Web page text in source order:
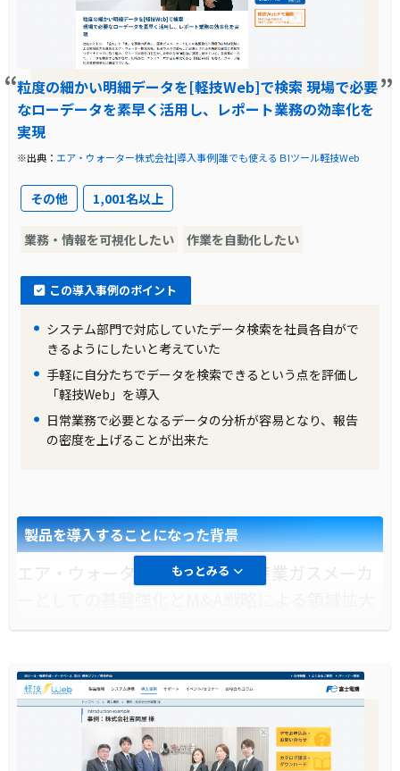
富士電機東京システム製作所では、品質保証部
門が多岐にわたる集計・分析を行っており、簡
単に素早くデータベースを検索するニーズが強
く存在していました。また、データベースの情
報を社員全体で共有し、情報活用の基盤とする
ための公開データベースの構築も課題として挙
ター株式会社は、SQLを使えない人でも容易に
データベース検索ができるツールをVB(ビジュア
ルベーシック)で開発しました。このツールは
Oracleのデータベースからデータを抜き出し、
CSV形式でExcelに移行する使い方を主としてい
ました。
をWebブラウザから自由に検索できるようにな
りました。これにより、社内の情報共有・活用
が進み、公開データベースの利用も活発化しま
を使用できるため、ユーザインターフェースの
た。
粒度の細かい明細データを[軽技Web]で検索 現場で必要
なローデータを素早く活用し、レポート業務の効率化を
実現
※出典： エア・ウォーター株式会社|導入事例|誰でも使えるＢIツール軽技Web
その他 1,001名以上
業務・情報を可視化したい 作業を自動化したい
この導入事例のポイント
システム部門で対応していたデータ検索を社員各自がで
きるようにしたいと考えていた
手軽に自分たちでデータを検索できるという点を評価し
「軽技Web」を導入
日常業務で必要となるデータの分析が容易となり、報告
の密度を上げることが出来た
もっとみる
製品を導入することになった背景
エア・ウォーター株式会社は、産業ガスメーカ
を進めてきました。社会や人々の暮らしに必要
創造に挑戦しています。しかし、急成長の中で
データを検索する手段が不足していたため、エ
ンドユーザが自らデータを検索できる「軽技
Web」を導入することとなりました。